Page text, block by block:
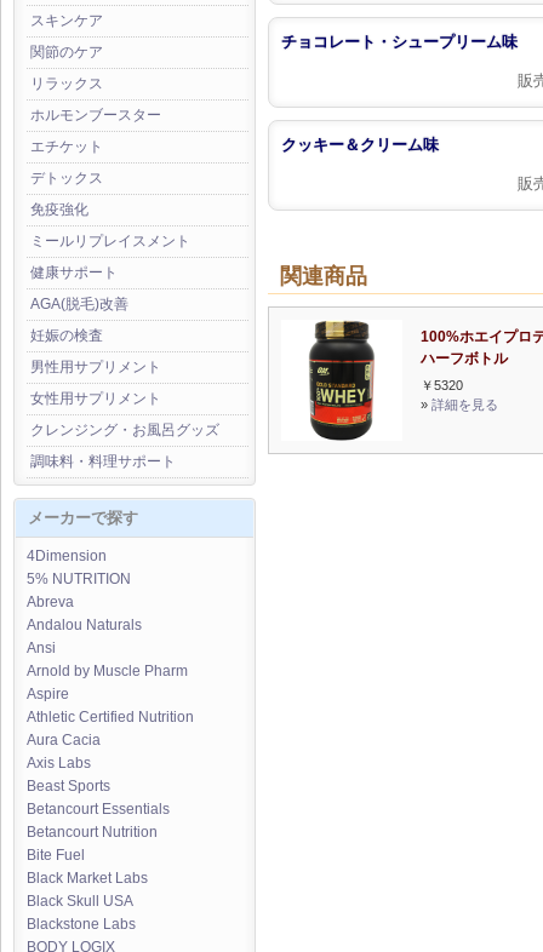
スキンケア
関節のケア
リラックス
ホルモンブースター
エチケット
デトックス
免疫強化
ミールリプレイスメント
健康サポート
AGA(脱毛)改善
妊娠の検査
男性用サプリメント
女性用サプリメント
クレンジング・お風呂グッズ
調味料・料理サポート
メーカーで探す
4Dimension
5% NUTRITION
Abreva
Andalou Naturals
Ansi
Arnold by Muscle Pharm
Aspire
Athletic Certified Nutrition
Aura Cacia
Axis Labs
Beast Sports
Betancourt Essentials
Betancourt Nutrition
Bite Fuel
Black Market Labs
Black Skull USA
Blackstone Labs
BODY LOGIX
チョコレート・シュープリーム味
販
クッキー＆クリーム味
販
関連商品
100%ホエイプロ
ハーフボトル
￥5320
» 詳細を見る